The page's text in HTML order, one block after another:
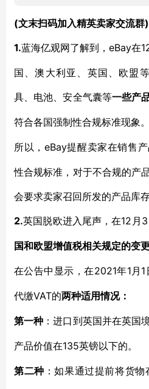
(文末扫码加入精英卖家交流群)
1.蓝海亿观网了解到， eBay在
国、澳大利亚、英国、欧盟
具、电池、安全气囊等一些产
符合各国强制性合规标准现象。
所以， eBay提醒卖家在销售
性合规标准，对于不合规的产
会要求卖家召回所发的产品库存
2.英国脱欧进入尾声，在12月
国和欧盟增值税相关规定的变
在公告中显示，在2021年1月
代缴VAT的两种适用情况：
第一种 ：进口到英国并在英国
产品价值在135英镑以下的。
第二种 ：如果通过提前将货物